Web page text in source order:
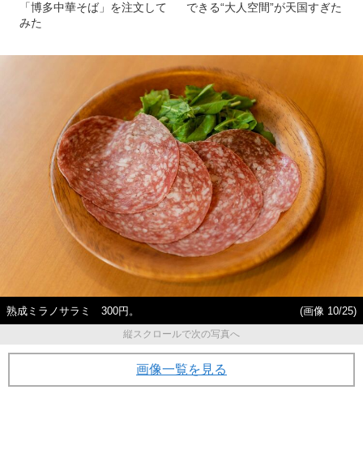
「博多中華そば」を注文して
みた
できる“大人空間”が天国すぎた
熟成ミラノサラミ 300円。
(画像 10/25)
縦スクロールで次の写真へ
画像一覧を見る